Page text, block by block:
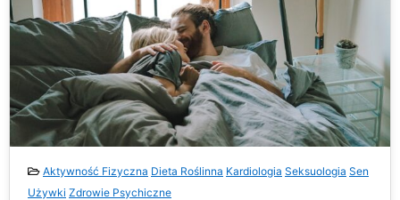
Aktywność Fizyczna Dieta Roślinna Kardiologia Seksuologia Sen
Używki Zdrowie Psychiczne